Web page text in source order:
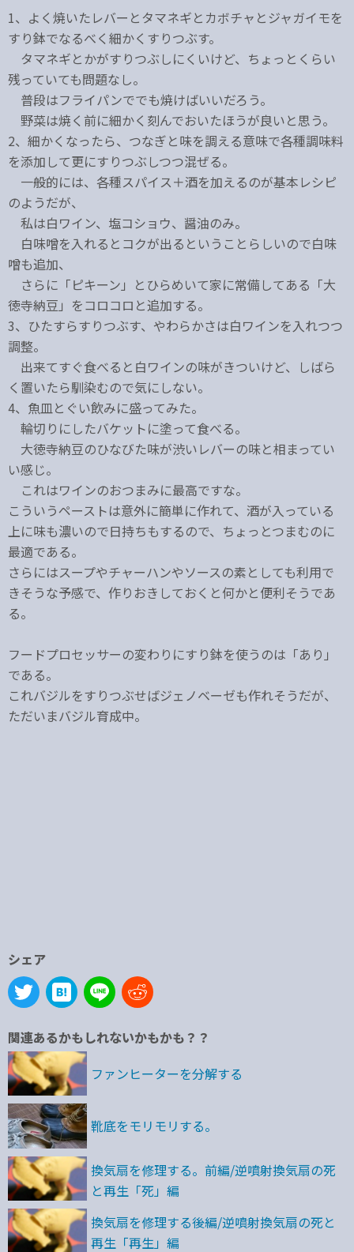
1、よく焼いたレバーとタマネギとカボチャとジャガイモを
すり鉢でなるべく細かくすりつぶす。
タマネギとかがすりつぶしにくいけど、ちょっとくらい
残っていても問題なし。
普段はフライパンででも焼けばいいだろう。
野菜は焼く前に細かく刻んでおいたほうが良いと思う。
2、細かくなったら、つなぎと味を調える意味で各種調味料
を添加して更にすりつぶしつつ混ぜる。
一般的には、各種スパイス＋酒を加えるのが基本レシピ
のようだが、
私は白ワイン、塩コショウ、醤油のみ。
白味噌を入れるとコクが出るということらしいので白味
噌も追加、
さらに「ピキーン」とひらめいて家に常備してある「大
徳寺納豆」をコロコロと追加する。
3、ひたすらすりつぶす、やわらかさは白ワインを入れつつ
調整。
出来てすぐ食べると白ワインの味がきついけど、しばら
く置いたら馴染むので気にしない。
4、魚皿とぐい飲みに盛ってみた。
輪切りにしたバケットに塗って食べる。
大徳寺納豆のひなびた味が渋いレバーの味と相まってい
い感じ。
これはワインのおつまみに最高ですな。
こういうペーストは意外に簡単に作れて、酒が入っている
上に味も濃いので日持ちもするので、ちょっとつまむのに
最適である。
さらにはスープやチャーハンやソースの素としても利用で
きそうな予感で、作りおきしておくと何かと便利そうであ
る。
フードプロセッサーの変わりにすり鉢を使うのは「あり」
である。
これバジルをすりつぶせばジェノベーゼも作れそうだが、
ただいまバジル育成中。
シェア
関連あるかもしれないかもかも？？
ファンヒーターを分解する
靴底をモリモリする。
換気扇を修理する。前編/逆噴射換気扇の死
と再生「死」編
換気扇を修理する後編/逆噴射換気扇の死と
再生「再生」編